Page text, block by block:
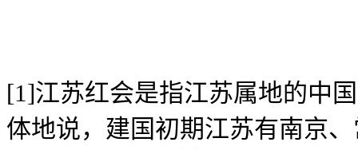
[1]江苏红会是指江苏属地的中
体地说，建国初期江苏有南京